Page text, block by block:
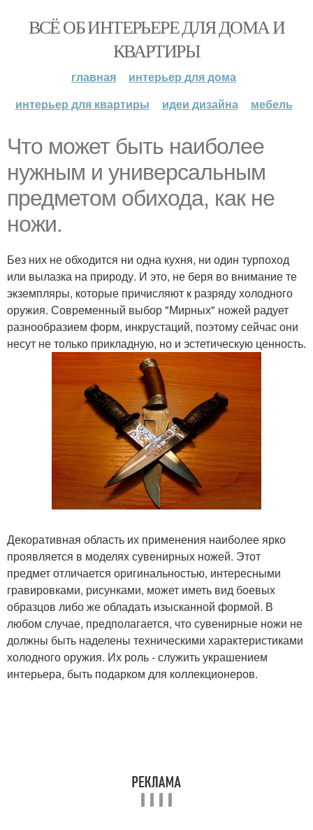
ВСЁ ОБ ИНТЕРЬЕРЕ ДЛЯ ДОМА И
КВАРТИРЫ
главная
интерьер для дома
интерьер для квартиры
идеи дизайна мебель
Что может быть наиболее
нужным и универсальным
предметом обихода, как не
ножи.
Без них не обходится ни одна кухня, ни один турпоход
или вылазка на природу. И это, не беря во внимание те
экземпляры, которые причисляют к разряду холодного
оружия. Современный выбор "Мирных" ножей радует
разнообразием форм, инкрустаций, поэтому сейчас они
несут не только прикладную, но и эстетическую ценность.
Декоративная область их применения наиболее ярко
проявляется в моделях сувенирных ножей. Этот
предмет отличается оригинальностью, интересными
гравировками, рисунками, может иметь вид боевых
образцов либо же обладать изысканной формой. В
любом случае, предполагается, что сувенирные ножи не
должны быть наделены техническими характеристиками
холодного оружия. Их роль - служить украшением
интерьера, быть подарком для коллекционеров.